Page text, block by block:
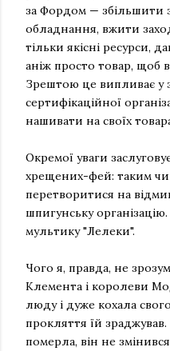
за Фордом — збільшити
обладнання, вжити
тільки якісні ресурси,
аніж просто товар, щоб
Зрештою це випливає у
сертифікаційної
нашивати на своїх
Окремої уваги
хрещених-фей: таким
перетворитися на
шпигунську
мультику "Лелеки".
Чого я, правда, не
Клемента і королеви
люду і дуже кохала
прокляття їй зраджував.
померла, він не